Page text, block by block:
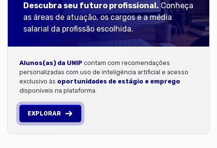
Descubra seu futuro profissional. Conheça
as áreas de atuação, os cargos e a média
salarial da profissão escolhida.
Alunos(as) da UNIP contam com recomendações
personalizadas com uso de inteligência artificial e acesso
exclusivo às oportunidades de estágio e emprego
disponíveis na plataforma.
EXPLORAR